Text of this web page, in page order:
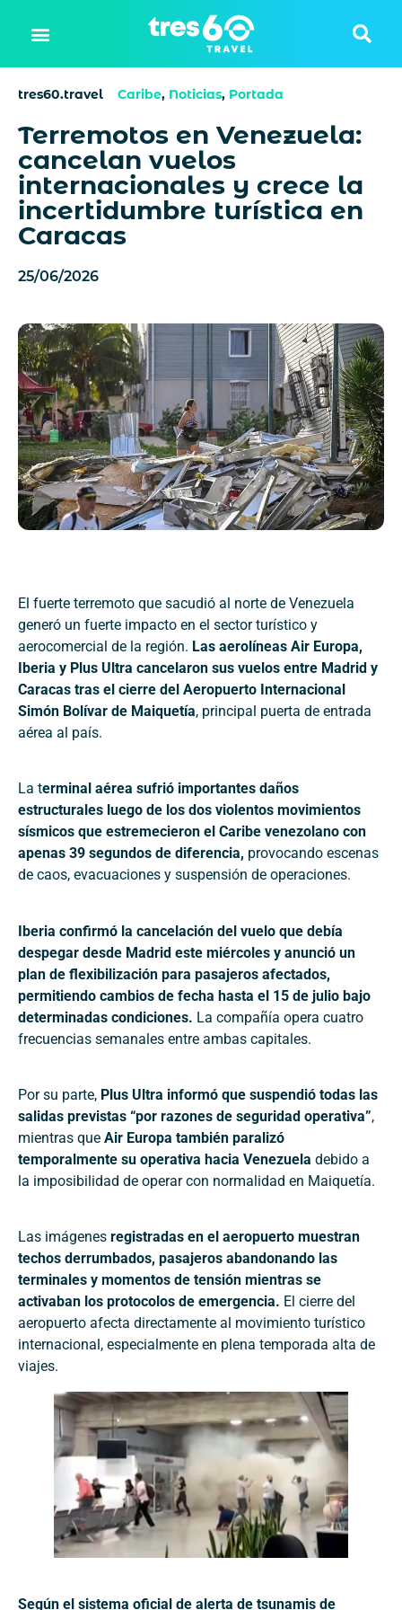
tres60.travel Caribe, Noticias, Portada
Terremotos en Venezuela:
cancelan vuelos
internacionales y crece la
incertidumbre turística en
Caracas
25/06/2026
El fuerte terremoto que sacudió al norte de Venezuela
generó un fuerte impacto en el sector turístico y
aerocomercial de la región. Las aerolíneas Air Europa,
Iberia y Plus Ultra cancelaron sus vuelos entre Madrid y
Caracas tras el cierre del Aeropuerto Internacional
Simón Bolívar de Maiquetía, principal puerta de entrada
aérea al país.
La terminal aérea sufrió importantes daños
estructurales luego de los dos violentos movimientos
sísmicos que estremecieron el Caribe venezolano con
apenas 39 segundos de diferencia, provocando escenas
de caos, evacuaciones y suspensión de operaciones.
Iberia confirmó la cancelación del vuelo que debía
despegar desde Madrid este miércoles y anunció un
plan de flexibilización para pasajeros afectados,
permitiendo cambios de fecha hasta el 15 de julio bajo
determinadas condiciones. La compañía opera cuatro
frecuencias semanales entre ambas capitales.
Por su parte, Plus Ultra informó que suspendió todas las
salidas previstas “por razones de seguridad operativa”,
mientras que Air Europa también paralizó
temporalmente su operativa hacia Venezuela debido a
la imposibilidad de operar con normalidad en Maiquetía.
Las imágenes registradas en el aeropuerto muestran
techos derrumbados, pasajeros abandonando las
terminales y momentos de tensión mientras se
activaban los protocolos de emergencia. El cierre del
aeropuerto afecta directamente al movimiento turístico
internacional, especialmente en plena temporada alta de
viajes.
Según el sistema oficial de alerta de tsunamis de